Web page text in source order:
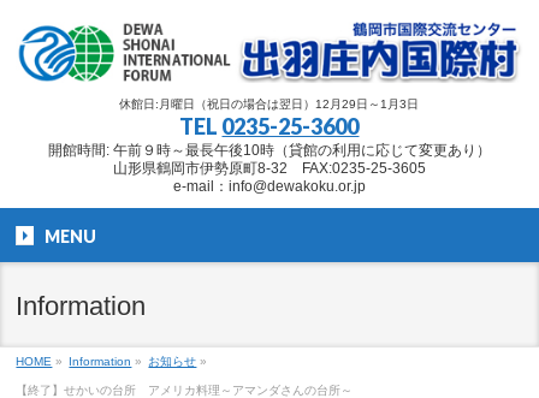
休館日:月曜日（祝日の場合は翌日）12月29日～1月3日
TEL 0235-25-3600
開館時間: 午前９時～最長午後10時（貸館の利用に応じて変更あり）
山形県鶴岡市伊勢原町8-32 FAX:0235-25-3605
e-mail：info@dewakoku.or.jp
MENU
Information
HOME » Information » お知らせ »
【終了】せかいの台所 アメリカ料理～アマンダさんの台所～